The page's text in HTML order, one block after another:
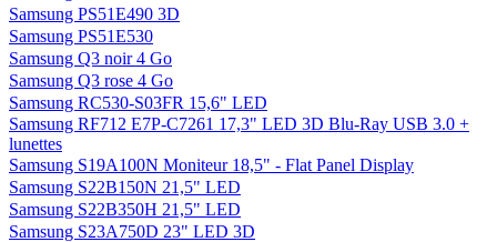
Samsung PS51E490 3D
Samsung PS51E530
Samsung Q3 noir 4 Go
Samsung Q3 rose 4 Go
Samsung RC530-S03FR 15,6" LED
Samsung RF712 E7P-C7261 17,3" LED 3D Blu-Ray USB 3.0 +
lunettes
Samsung S19A100N Moniteur 18,5" - Flat Panel Display
Samsung S22B150N 21,5" LED
Samsung S22B350H 21,5" LED
Samsung S23A750D 23" LED 3D